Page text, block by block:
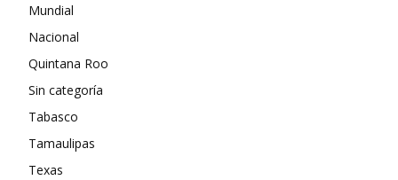
Mundial
Nacional
Quintana Roo
Sin categoría
Tabasco
Tamaulipas
Texas